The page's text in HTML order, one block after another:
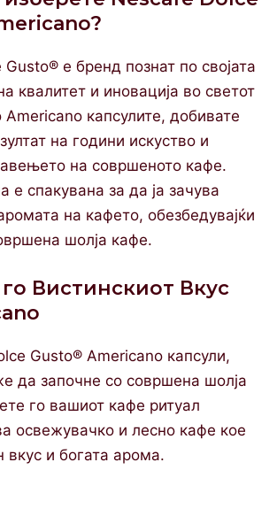
е бренд познат по својата
квалитет и иновација во светот
капсулите, добивате
на години искуство и
на совршеното кафе.
е спакувана за да ја зачува
на кафето, обезбедувајќи
шолја кафе.
Вистинскиот Вкус
Gusto® Americano капсули,
да започне со совршена шолја
го вашиот кафе ритуал
освежувачко и лесно кафе кое
вкус и богата арома.